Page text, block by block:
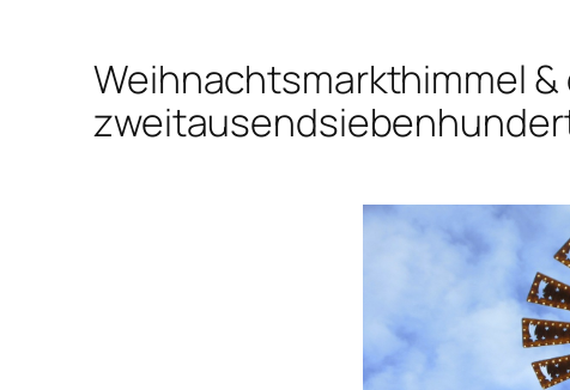
Weihnachtsmarkthimmel &